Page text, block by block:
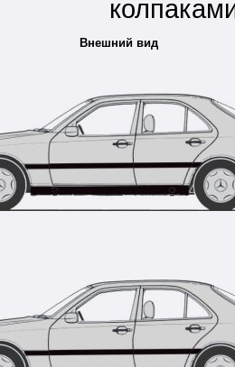
Внешний вид